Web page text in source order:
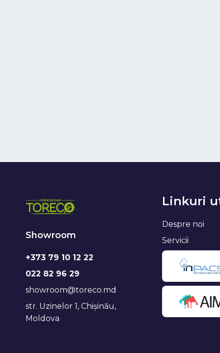
Showroom
+373 79 10 12 22
022 82 96 29
showroom@toreco.md
str. Uzinelor 1, Chișinău,
Moldova
Linkuri
Despre noi
Servicii